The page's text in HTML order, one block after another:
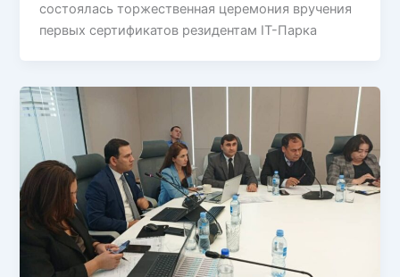
состоялась торжественная церемония вручения
первых сертификатов резидентам IT-Парка